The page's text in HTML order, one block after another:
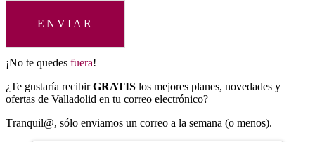
ENVIAR
¡No te quedes fuera!
¿Te gustaría recibirGRATIS los mejores planes, novedades y
ofertas de Valladolid en tu correo electrónico?
Tranquil@, sólo enviamos un correo a la semana (o menos).